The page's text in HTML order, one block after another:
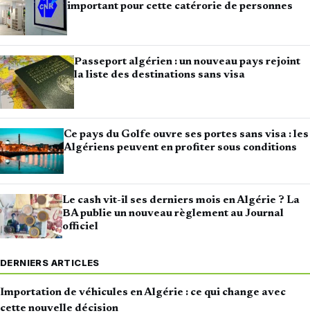
important pour cette catérorie de personnes
Passeport algérien : un nouveau pays rejoint
la liste des destinations sans visa
Ce pays du Golfe ouvre ses portes sans visa : les
Algériens peuvent en profiter sous conditions
Le cash vit-il ses derniers mois en Algérie ? La
BA publie un nouveau règlement au Journal
officiel
DERNIERS ARTICLES
Importation de véhicules en Algérie : ce qui change avec
cette nouvelle décision